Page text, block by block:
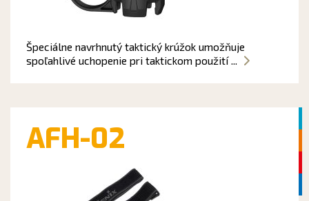
Špeciálne navrhnutý taktický krúžok umožňuje
spoľahlivé uchopenie pri taktickom použití ...
AFH-02